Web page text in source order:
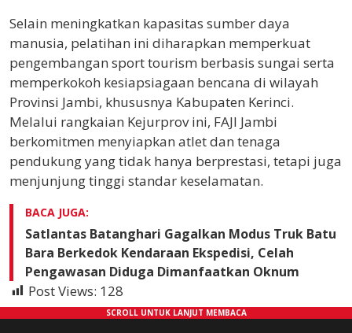
Selain meningkatkan kapasitas sumber daya
manusia, pelatihan ini diharapkan memperkuat
pengembangan sport tourism berbasis sungai serta
memperkokoh kesiapsiagaan bencana di wilayah
Provinsi Jambi, khususnya Kabupaten Kerinci.
Melalui rangkaian Kejurprov ini, FAJI Jambi
berkomitmen menyiapkan atlet dan tenaga
pendukung yang tidak hanya berprestasi, tetapi juga
menjunjung tinggi standar keselamatan.
BACA JUGA:
Satlantas Batanghari Gagalkan Modus Truk Batu
Bara Berkedok Kendaraan Ekspedisi, Celah
Pengawasan Diduga Dimanfaatkan Oknum
Post Views: 128